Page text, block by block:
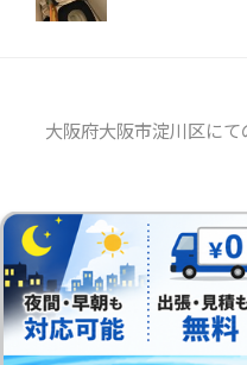
大阪府大阪市淀川区に